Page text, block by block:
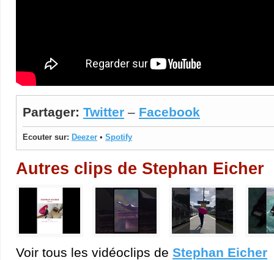
Partager: Twitter – Facebook
Ecouter sur: Deezer • Spotify
Autres clips de Stephan Eicher
Voir tous les vidéoclips de Stephan Eicher